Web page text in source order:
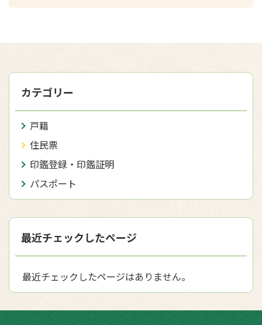
カテゴリー
戸籍
住民票
印鑑登録・印鑑証明
パスポート
最近チェックしたページ
最近チェックしたページはありません。